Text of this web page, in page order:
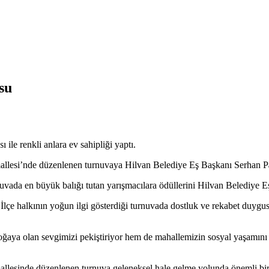
ile renkli anlara ev sahipliği yaptı.
düzenlenen turnuvaya Hilvan Belediye Eş Başkanı Serhan
en büyük balığı tutan yarışmacılara ödüllerini Hilvan Belediye
halkının yoğun ilgi gösterdiği turnuvada dostluk ve rekabet
olan sevgimizi pekiştiriyor hem de mahallemizin sosyal